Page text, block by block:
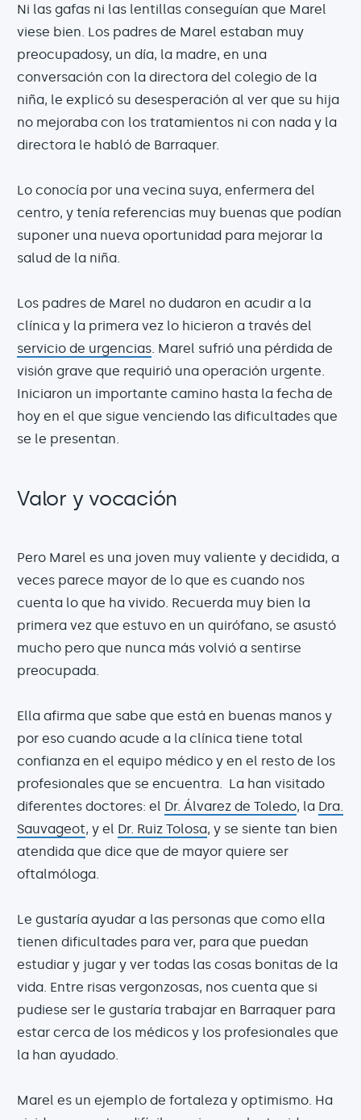
Ni las gafas ni las lentillas conseguían que Marel
viese bien. Los padres de Marel estaban muy
preocupadosy, un día, la madre, en una
conversación con la directora del colegio de la
niña, le explicó su desesperación al ver que su hija
no mejoraba con los tratamientos ni con nada y la
directora le habló de Barraquer.
Lo conocía por una vecina suya, enfermera del
centro, y tenía referencias muy buenas que podían
suponer una nueva oportunidad para mejorar la
salud de la niña.
Los padres de Marel no dudaron en acudir a la
clínica y la primera vez lo hicieron a través del
servicio de urgencias . Marel sufrió una pérdida de
visión grave que requirió una operación urgente.
Iniciaron un importante camino hasta la fecha de
hoy en el que sigue venciendo las dificultades que
se le presentan.
Valor y vocación
Pero Marel es una joven muy valiente y decidida, a
veces parece mayor de lo que es cuando nos
cuenta lo que ha vivido. Recuerda muy bien la
primera vez que estuvo en un quirófano, se asustó
mucho pero que nunca más volvió a sentirse
preocupada.
Ella afirma que sabe que está en buenas manos y
por eso cuando acude a la clínica tiene total
confianza en el equipo médico y en el resto de los
profesionales que se encuentra. La han visitado
diferentes doctores: el Dr. Álvarez de Toledo, la Dra.
Sauvageot, y el Dr. Ruiz Tolosa, y se siente tan bien
atendida que dice que de mayor quiere ser
oftalmóloga.
Le gustaría ayudar a las personas que como ella
tienen dificultades para ver, para que puedan
estudiar y jugar y ver todas las cosas bonitas de la
vida. Entre risas vergonzosas, nos cuenta que si
pudiese ser le gustaría trabajar en Barraquer para
estar cerca de los médicos y los profesionales que
la han ayudado.
Marel es un ejemplo de fortaleza y optimismo. Ha